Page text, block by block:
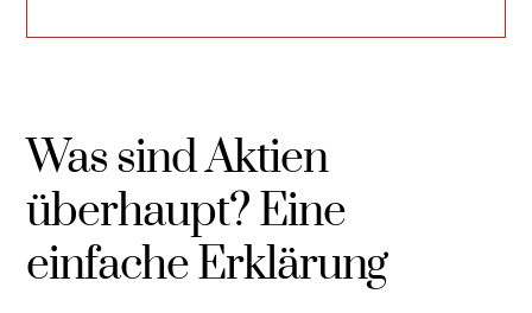
Was sind Aktien
überhaupt? Eine
einfache Erklärung